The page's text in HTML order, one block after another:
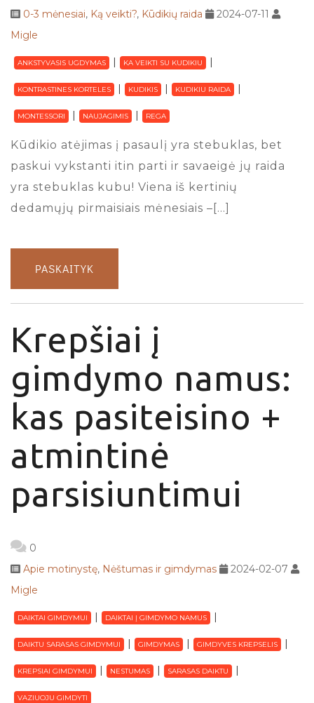
0-3 mėnesiai, Ką veikti?, Kūdikių raida
2024-07-11
Migle
ANKSTYVASIS UGDYMAS KA VEIKTI SU KUDIKIU
KONTRASTINES KORTELES KUDIKIS KUDIKIU RAIDA
MONTESSORI NAUJAGIMIS REGA
Kūdikio atėjimas į pasaulį yra stebuklas, bet
paskui vykstanti itin parti ir savaeigė jų raida
yra stebuklas kubu! Viena iš kertinių
dedamųjų pirmaisiais mėnesiais –[…]
PASKAITYK
Krepšiai į
gimdymo namus:
kas pasiteisino +
atmintinė
parsisiuntimui
0
Apie motinystę, Nėštumas ir gimdymas
2024-02-07
Migle
DAIKTAI GIMDYMUI DAIKTAI Į GIMDYMO NAMUS
DAIKTU SARASAS GIMDYMUI GIMDYMAS GIMDYVES KREPSELIS
KREPSIAI GIMDYMUI NESTUMAS SARASAS DAIKTU
VAZIUOJU GIMDYTI